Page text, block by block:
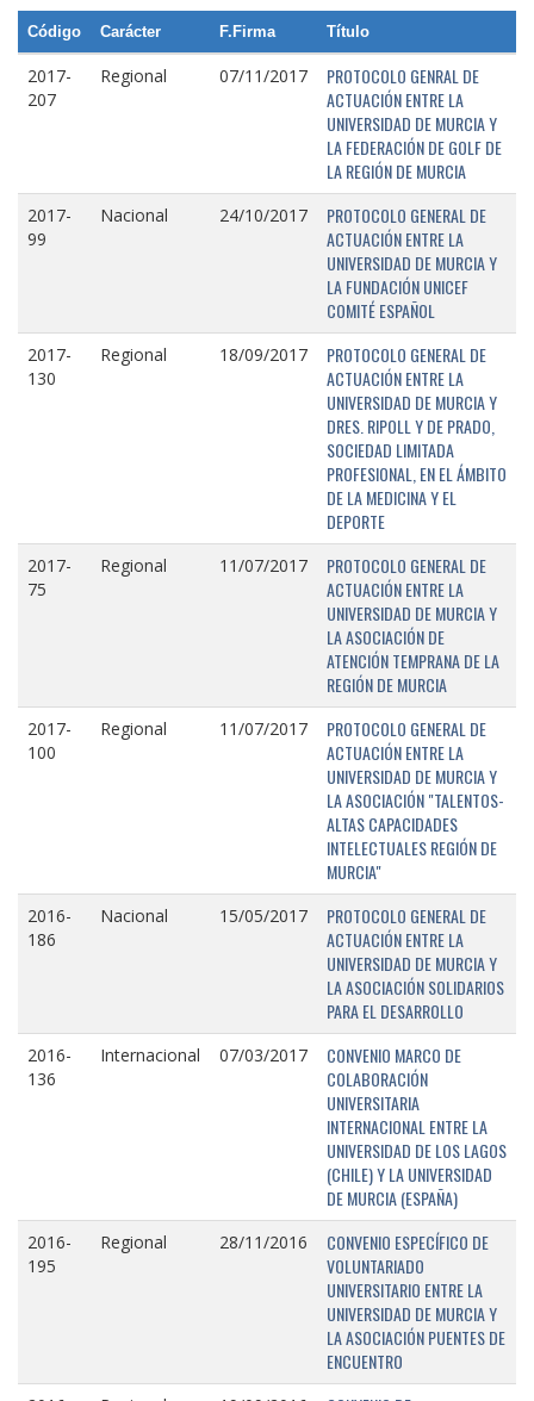
Código Carácter F.Firma Título
2017-
207
Regional 07/11/2017
PROTOCOLO GENRAL DE
ACTUACIÓN ENTRE LA
UNIVERSIDAD DE MURCIA Y
LA FEDERACIÓN DE GOLF DE
LA REGIÓN DE MURCIA
2017-
99
Nacional 24/10/2017
PROTOCOLO GENERAL DE
ACTUACIÓN ENTRE LA
UNIVERSIDAD DE MURCIA Y
LA FUNDACIÓN UNICEF
COMITÉ ESPAÑOL
2017-
130
Regional 18/09/2017
PROTOCOLO GENERAL DE
ACTUACIÓN ENTRE LA
UNIVERSIDAD DE MURCIA Y
DRES. RIPOLL Y DE PRADO,
SOCIEDAD LIMITADA
PROFESIONAL, EN EL ÁMBITO
DE LA MEDICINA Y EL
DEPORTE
2017-
75
Regional 11/07/2017
PROTOCOLO GENERAL DE
ACTUACIÓN ENTRE LA
UNIVERSIDAD DE MURCIA Y
LA ASOCIACIÓN DE
ATENCIÓN TEMPRANA DE LA
REGIÓN DE MURCIA
2017-
100
Regional 11/07/2017
PROTOCOLO GENERAL DE
ACTUACIÓN ENTRE LA
UNIVERSIDAD DE MURCIA Y
LA ASOCIACIÓN "TALENTOS-
ALTAS CAPACIDADES
INTELECTUALES REGIÓN DE
MURCIA"
2016-
186
Nacional 15/05/2017
PROTOCOLO GENERAL DE
ACTUACIÓN ENTRE LA
UNIVERSIDAD DE MURCIA Y
LA ASOCIACIÓN SOLIDARIOS
PARA EL DESARROLLO
2016-
136
Internacional 07/03/2017
CONVENIO MARCO DE
COLABORACIÓN
UNIVERSITARIA
INTERNACIONAL ENTRE LA
UNIVERSIDAD DE LOS LAGOS
(CHILE) Y LA UNIVERSIDAD
DE MURCIA (ESPAÑA)
2016-
195
Regional 28/11/2016
CONVENIO ESPECÍFICO DE
VOLUNTARIADO
UNIVERSITARIO ENTRE LA
UNIVERSIDAD DE MURCIA Y
LA ASOCIACIÓN PUENTES DE
ENCUENTRO